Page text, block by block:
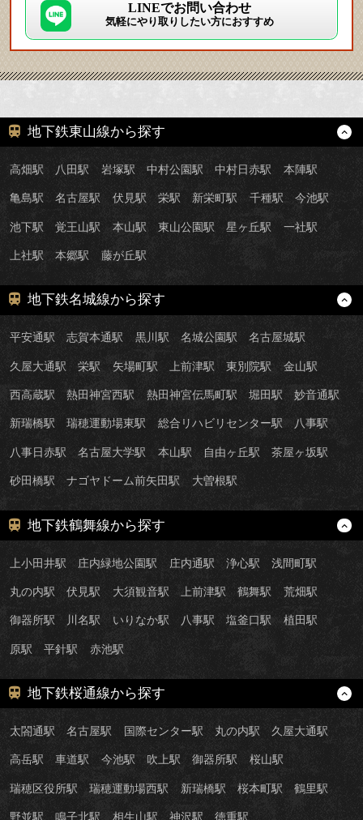
LINEでお問い合わせ
気軽にやり取りしたい方におすすめ
地下鉄東山線から探す
高畑駅 八田駅 岩塚駅 中村公園駅 中村日赤駅 本陣駅
亀島駅 名古屋駅 伏見駅 栄駅 新栄町駅 千種駅 今池駅
池下駅 覚王山駅 本山駅 東山公園駅 星ヶ丘駅 一社駅
上社駅 本郷駅 藤が丘駅
地下鉄名城線から探す
平安通駅 志賀本通駅 黒川駅 名城公園駅 名古屋城駅
久屋大通駅 栄駅 矢場町駅 上前津駅 東別院駅 金山駅
西高蔵駅 熱田神宮西駅 熱田神宮伝馬町駅 堀田駅 妙音通駅
新瑞橋駅 瑞穂運動場東駅 総合リハビリセンター駅 八事駅
八事日赤駅 名古屋大学駅 本山駅 自由ヶ丘駅 茶屋ヶ坂駅
砂田橋駅 ナゴヤドーム前矢田駅 大曽根駅
地下鉄鶴舞線から探す
上小田井駅 庄内緑地公園駅 庄内通駅 浄心駅 浅間町駅
丸の内駅 伏見駅 大須観音駅 上前津駅 鶴舞駅 荒畑駅
御器所駅 川名駅 いりなか駅 八事駅 塩釜口駅 植田駅
原駅 平針駅 赤池駅
地下鉄桜通線から探す
太閤通駅 名古屋駅 国際センター駅 丸の内駅 久屋大通駅
高岳駅 車道駅 今池駅 吹上駅 御器所駅 桜山駅
瑞穂区役所駅 瑞穂運動場西駅 新瑞橋駅 桜本町駅 鶴里駅
野並駅 鳴子北駅 相生山駅 神沢駅 徳重駅